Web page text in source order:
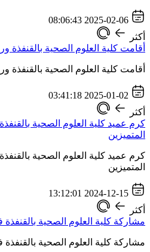
2025-02-06 08:06:43
أكثر
أقامت كلية العلوم الصحية بالقنفذة
أقامت كلية العلوم الصحية بالقنفذة
2025-01-02 03:41:18
أكثر
كرم عميد كلية العلوم الصحية
المتميزين
كرم عميد كلية العلوم الصحية
المتميزين
2024-12-15 13:12:01
أكثر
مشاركة كلية العلوم الصحية
مشاركة كلية العلوم الصحية